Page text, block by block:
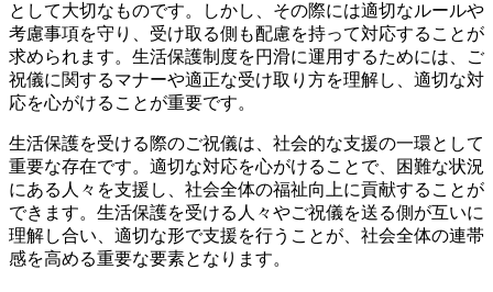
として大切なものです。しかし、その際には適切なルールや
考慮事項を守り、受け取る側も配慮を持って対応することが
求められます。生活保護制度を円滑に運用するためには、ご
祝儀に関するマナーや適正な受け取り方を理解し、適切な対
応を心がけることが重要です。
生活保護を受ける際のご祝儀は、社会的な支援の一環として
重要な存在です。適切な対応を心がけることで、困難な状況
にある人々を支援し、社会全体の福祉向上に貢献することが
できます。生活保護を受ける人々やご祝儀を送る側が互いに
理解し合い、適切な形で支援を行うことが、社会全体の連帯
感を高める重要な要素となります。